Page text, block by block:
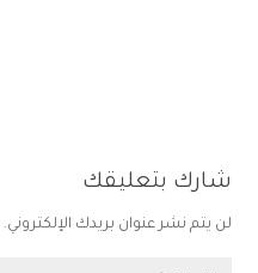
شارك بتعليقك
لن يتم نشر عنوان بريدك الإلكتروني.